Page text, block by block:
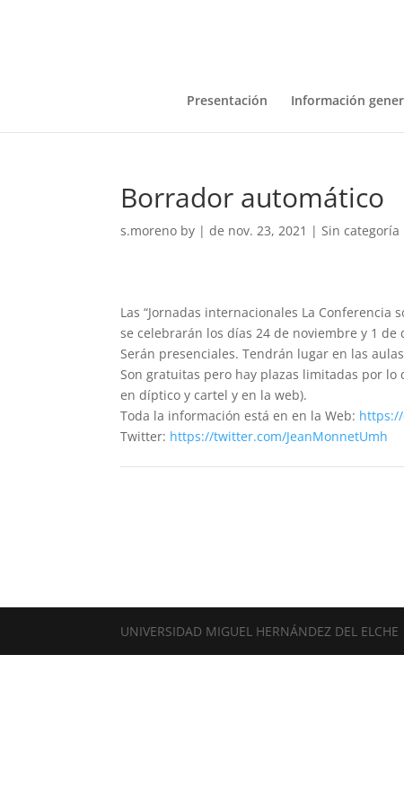
Presentación Información
Borrador automático
s.moreno by |de nov. 23, 2021 |Sin categoría
Las “Jornadas internacionales La
se celebrarán los días 24 de noviembre y 1
Serán presenciales. Tendrán lugar en las
Son gratuitas pero hay plazas limitadas por
en díptico y cartel y en la web).
Toda la información está en en la Web:
Twitter: https://twitter.com/JeanMonnetUmh
UNIVERSIDAD MIGUEL HERNÁNDEZ DEL ELCHE